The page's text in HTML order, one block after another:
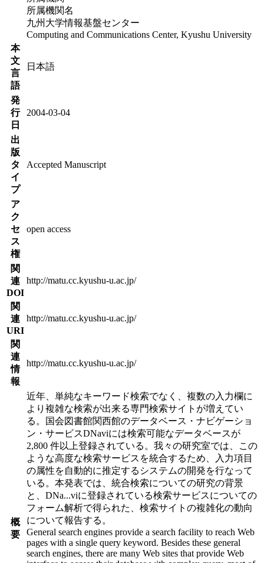
所属機関名
九州大学情報基盤センター
Computing and Communications Center, Kyushu University
本
文
言
語
日本語
発
行
日
2004-03-04
出
版
タ
イ
プ
Accepted Manuscript
ア
ク
セ
ス
権
open access
関
連
DOI
http://matu.cc.kyushu-u.ac.jp/
関
連
URI
http://matu.cc.kyushu-u.ac.jp/
関
連
情
報
http://matu.cc.kyushu-u.ac.jp/
概
要
近年、単純なキーワード検索でなく、複数の入力欄に
より複雑な検索が出来る専門検索サイトが増えてい
る。国会図書館関西館のデータベース・ナビゲーショ
ン・サービスDNaviには検索可能なデータベースが
2,800 件以上登録されている。我々の研究室では、この
ような高度な検索サービスを統合するため、入力項目
の属性を自動的に推定するシステムの開発を行なって
いる。本発表では、統合検索についての研究の背景
と、DNa...viに登録されている検索サービスについての
フォーム解析で得られた、検索サイトの複雑化の動向
について報告する。
General search engines provide a search facility to reach Web
pages with a single query keyword. Besides these general
search engines, there are many Web sites that provide Web